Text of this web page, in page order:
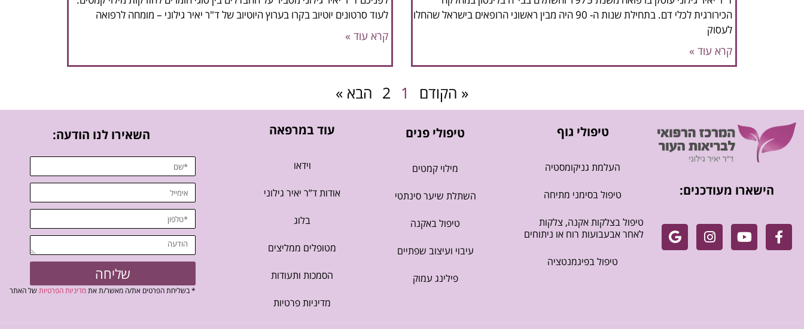
הכירורגית לכלי דם. בתחילת שנות ה- 90 היה מבין ראשוני הרופאים בישראל שהחלו
לעסוק
קרא עוד »
לעוד סרטונים יוטיוב בקרו בערוץ היוטיוב של ד"ר יאיר גילוני – מומחה לרפואה
קרא עוד »
« הקודם 1
2 הבא »
הישארו מעודכנים:
טיפולי גוף
העלמת גניקומסטיה
טיפול בסימני מתיחה
טיפול בצלקות אקנה, צלקות
לאחר אבעבועות רוח או ניתוחים
טיפול בפיגמנטציה
טיפולי פנים
מילוי קמטים
השתלת שיער סינתטי
טיפול באקנה
עיבוי ועיצוב שפתיים
פילינג עמוק
עוד במרפאה
וידאו
אודות ד”ר יאיר גילוני
בלוג
מטופלים ממליצים
הסמכות ותעודות
מדיניות פרטיות
השאירו לנו הודעה:
שליחה
* בשליחת הפרטים את/ה מאשר/ת אתמדיניות הפרטיותשל האתר